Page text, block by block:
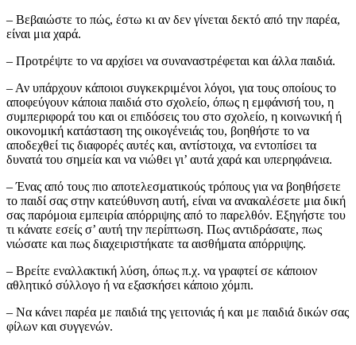
– Βεβαιώστε το πώς, έστω κι αν δεν γίνεται δεκτό από την παρέα,
είναι μια χαρά.
– Προτρέψτε το να αρχίσει να συναναστρέφεται και άλλα παιδιά.
– Αν υπάρχουν κάποιοι συγκεκριμένοι λόγοι, για τους οποίους το
αποφεύγουν κάποια παιδιά στο σχολείο, όπως η εμφάνισή του, η
συμπεριφορά του και οι επιδόσεις του στο σχολείο, η κοινωνική ή
οικονομική κατάσταση της οικογένειάς του, βοηθήστε το να
αποδεχθεί τις διαφορές αυτές και, αντίστοιχα, να εντοπίσει τα
δυνατά του σημεία και να νιώθει γι’ αυτά χαρά και υπερηφάνεια.
– Ένας από τους πιο αποτελεσματικούς τρόπους για να βοηθήσετε
το παιδί σας στην κατεύθυνση αυτή, είναι να ανακαλέσετε μια δική
σας παρόμοια εμπειρία απόρριψης από το παρελθόν. Εξηγήστε του
τι κάνατε εσείς σ’ αυτή την περίπτωση. Πως αντιδράσατε, πως
νιώσατε και πως διαχειριστήκατε τα αισθήματα απόρριψης.
– Βρείτε εναλλακτική λύση, όπως π.χ. να γραφτεί σε κάποιον
αθλητικό σύλλογο ή να εξασκήσει κάποιο χόμπι.
– Να κάνει παρέα με παιδιά της γειτονιάς ή και με παιδιά δικών σας
φίλων και συγγενών.